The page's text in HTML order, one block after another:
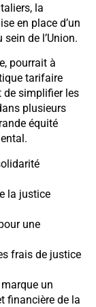
la
en place d’un
de l’Union.
pourrait à
tarifaire
de simplifier les
plusieurs
équité
la justice
une
frais de justice
un
financière de la